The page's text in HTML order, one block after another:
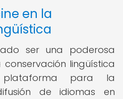
en la
ser una poderosa
lingüística
para la
de idiomas en